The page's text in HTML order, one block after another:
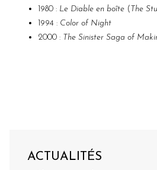
1980 : Le Diable en boîte (The
1994 : Color of Night
2000 : The Sinister Saga of
ACTUALITÉS